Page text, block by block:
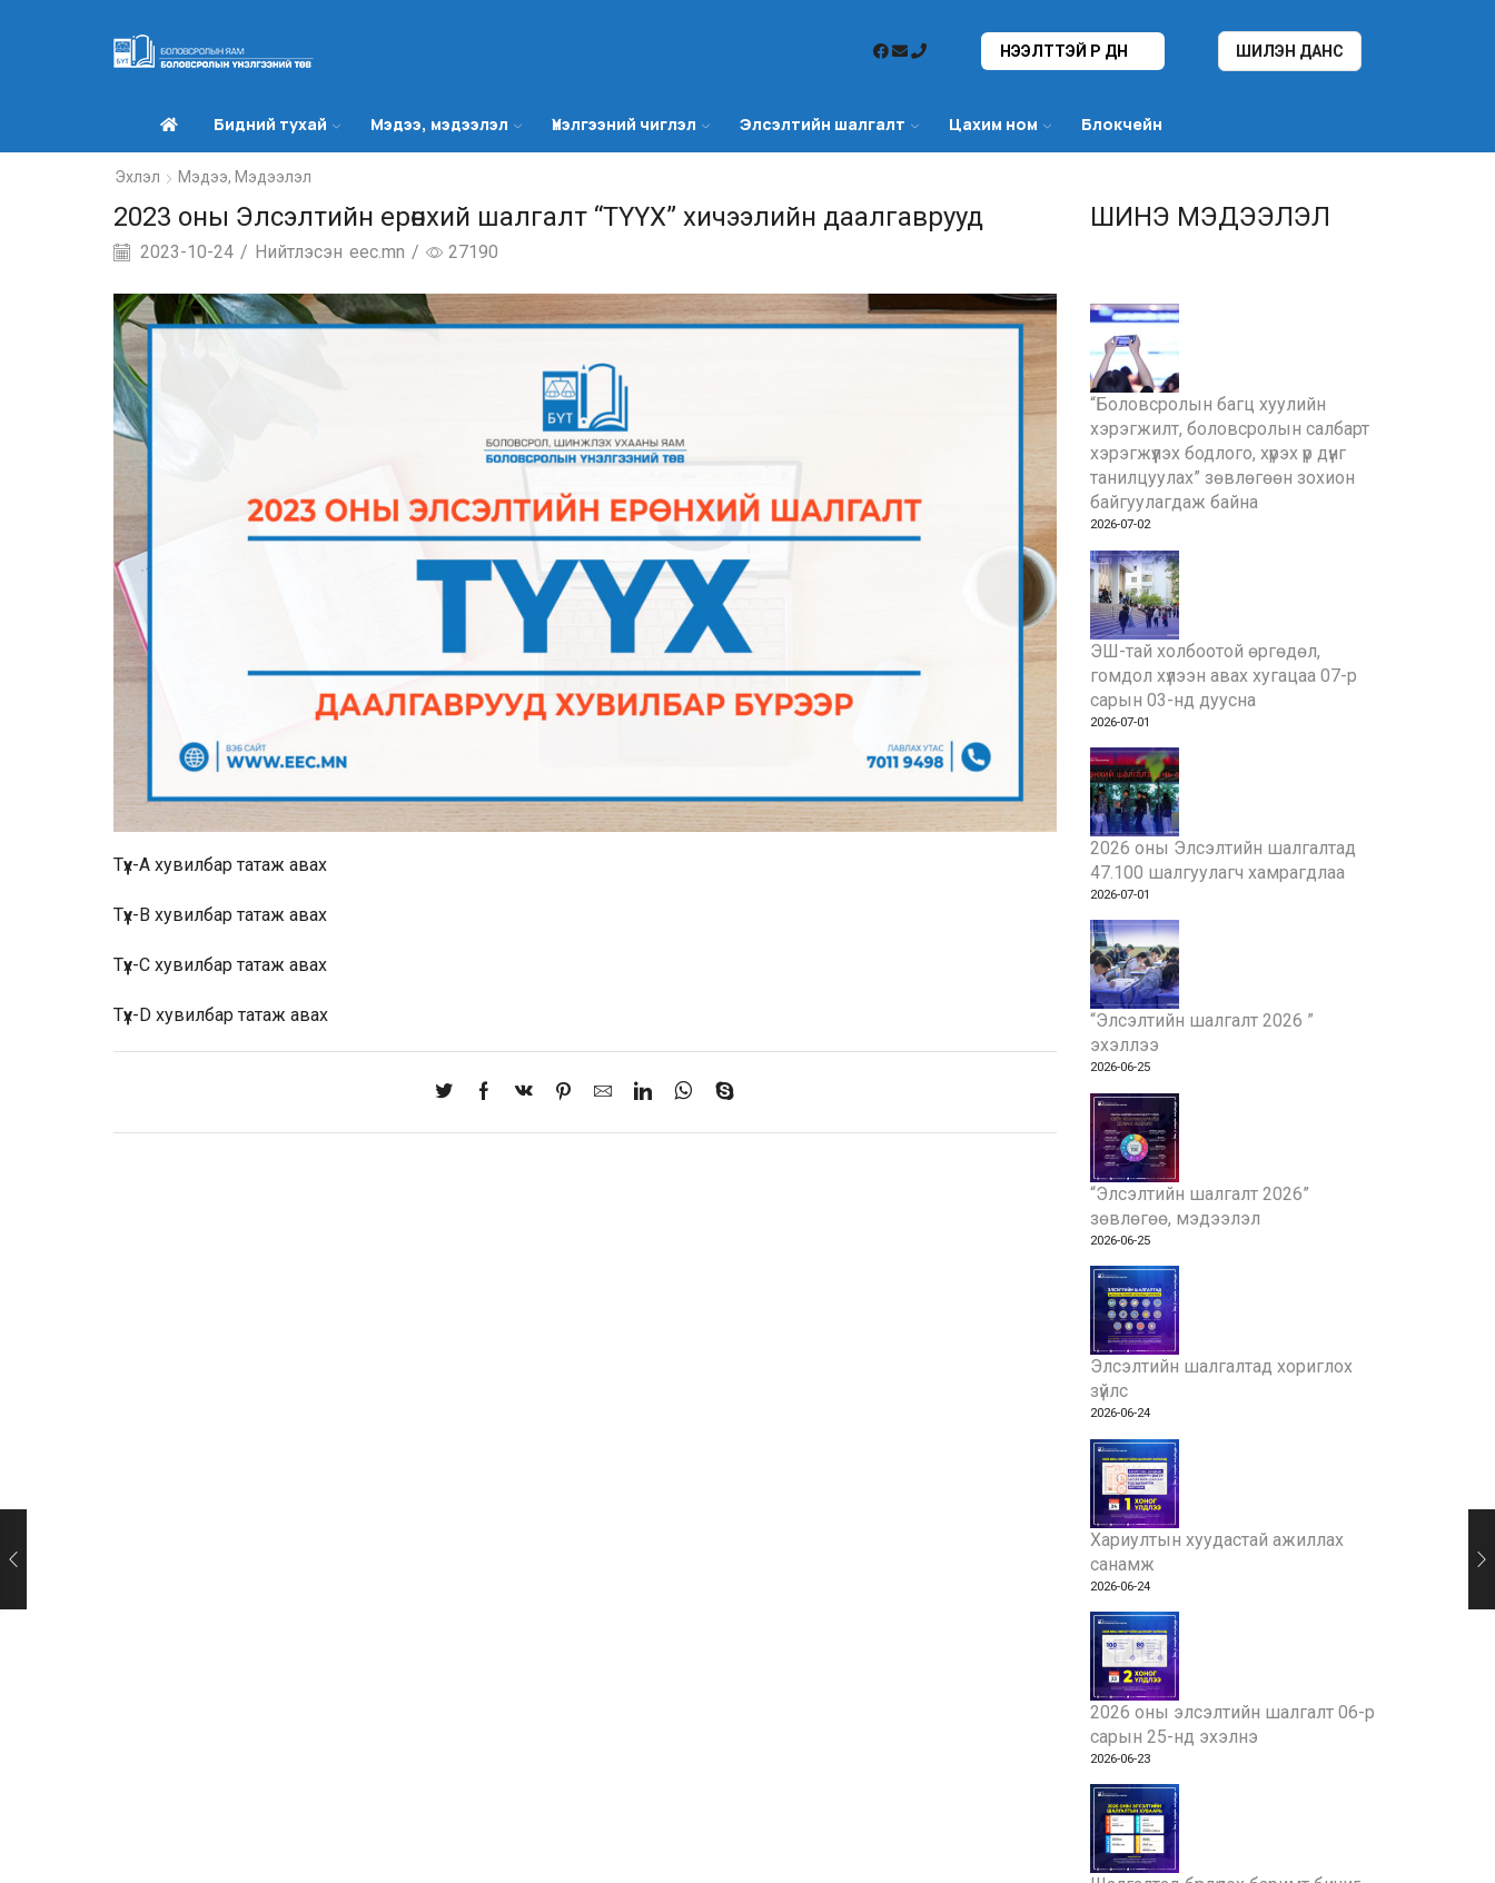
НЭЭЛТТЭЙ ҮР ДҮН ШИЛЭН ДАНС
Бидний тухай Мэдээ, мэдээлэл Үнэлгээний чиглэл Элсэлтийн шалгалт Цахим ном Блокчейн
Эхлэл Мэдээ, Мэдээлэл
2023 оны Элсэлтийн ерөнхий шалгалт “ТҮҮХ” хичээлийн даалгаврууд
2023-10-24 / Нийтлэсэн eec.mn / 27190
Түүх-A хувилбар татаж авах
Түүх-B хувилбар татаж авах
Түүх-C хувилбар татаж авах
Түүх-D хувилбар татаж авах
ШИНЭ МЭДЭЭЛЭЛ
“Боловсролын багц хуулийн
хэрэгжилт, боловсролын салбарт
хэрэгжүүлэх бодлого, хүрэх үр дүнг
танилцуулах” зөвлөгөөн зохион
байгуулагдаж байна
2026-07-02
ЭШ-тай холбоотой өргөдөл,
гомдол хүлээн авах хугацаа 07-р
сарын 03-нд дуусна
2026-07-01
2026 оны Элсэлтийн шалгалтад
47.100 шалгуулагч хамрагдлаа
2026-07-01
“Элсэлтийн шалгалт 2026 ”
эхэллээ
2026-06-25
“Элсэлтийн шалгалт 2026”
зөвлөгөө, мэдээлэл
2026-06-25
Элсэлтийн шалгалтад хориглох
зүйлс
2026-06-24
Хариултын хуудастай ажиллах
санамж
2026-06-24
2026 оны элсэлтийн шалгалт 06-р
сарын 25-нд эхэлнэ
2026-06-23